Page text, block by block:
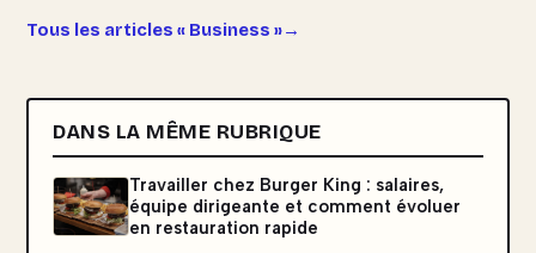
Tous les articles « Business »
DANS LA MÊME RUBRIQUE
Travailler chez Burger King : salaires,
équipe dirigeante et comment évoluer
en restauration rapide